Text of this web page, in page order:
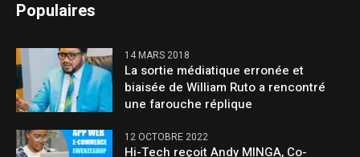
Populaires
14 MARS 2018
La sortie médiatique erronée et
biaisée de William Ruto a rencontré
une farouche réplique
12 OCTOBRE 2022
Hi-Tech reçoit Andy MINGA, Co-